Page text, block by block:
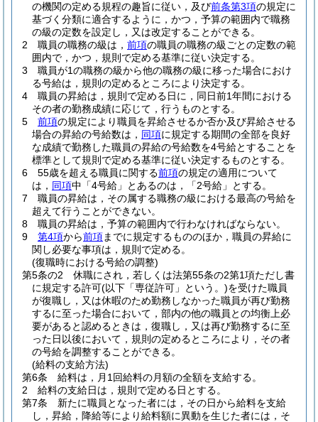
の機関の定める規程の趣旨に従い，及び前条第3項の規定に
基づく分類に適合するように，かつ，予算の範囲内で職務
の級の定数を設定し，又は改定することができる。
2
職員の職務の級は， 前項の職員の職務の級ごとの定数の範
囲内で，かつ，規則で定める基準に従い決定する。
3
職員が1の職務の級から他の職務の級に移った場合におけ
る号給は，規則の定めるところにより決定する。
4
職員の昇給は，規則で定める日に，同日前1年間における
その者の勤務成績に応じて，行うものとする。
5
前項の規定により職員を昇給させるか否か及び昇給させる
場合の昇給の号給数は， 同項に規定する期間の全部を良好
な成績で勤務した職員の昇給の号給数を4号給とすることを
標準として規則で定める基準に従い決定するものとする。
6
55歳を超える職員に関する前項の規定の適用について
は， 同項中「4号給」とあるのは，「2号給」とする。
7
職員の昇給は，その属する職務の級における最高の号給を
超えて行うことができない。
8
職員の昇給は，予算の範囲内で行わなければならない。
9
第4項から前項までに規定するもののほか，職員の昇給に
関し必要な事項は，規則で定める。
(復職時における号給の調整)
第5条の2
休職にされ，若しくは法第55条の2第1項ただし書
に規定する許可(以下「専従許可」という。)を受けた職員
が復職し，又は休暇のため勤務しなかった職員が再び勤務
するに至った場合において，部内の他の職員との均衡上必
要があると認めるときは，復職し，又は再び勤務するに至
った日以後において，規則の定めるところにより，その者
の号給を調整することができる。
(給料の支給方法)
第6条
給料は，月1回給料の月額の全額を支給する。
2
給料の支給日は，規則で定める日とする。
第7条
新たに職員となった者には，その日から給料を支給
し，昇給，降給等により給料額に異動を生じた者には，そ